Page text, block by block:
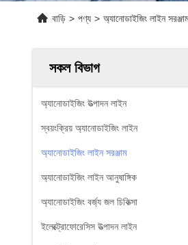
বাড়ি > পণ্য > অ্যানোডাইজিং লাইন সরঞ্জাম
সকল বিভাগ
অ্যানোডাইজিং উত্পাদন লাইন
স্বয়ংক্রিয় অ্যানোডাইজিং লাইন
অ্যানোডাইজিং লাইন সরঞ্জাম
অ্যানোডাইজিং লাইন আনুষাঙ্গিক
অ্যানোডাইজিং বর্জ্য জল চিকিত্সা
ইলেক্ট্রোফোরেসিস উত্পাদন লাইন